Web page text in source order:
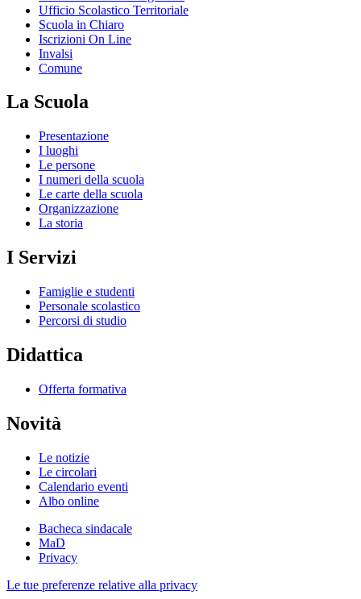
Ufficio Scolastico Territoriale
Scuola in Chiaro
Iscrizioni On Line
Invalsi
Comune
La Scuola
Presentazione
I luoghi
Le persone
I numeri della scuola
Le carte della scuola
Organizzazione
La storia
I Servizi
Famiglie e studenti
Personale scolastico
Percorsi di studio
Didattica
Offerta formativa
Novità
Le notizie
Le circolari
Calendario eventi
Albo online
Bacheca sindacale
MaD
Privacy
Le tue preferenze relative alla privacy